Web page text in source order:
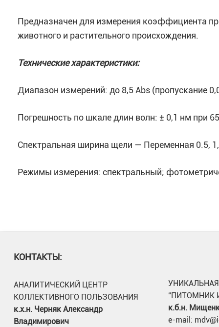
Предназначен для измерения коэффициента
животного и растительного происхождения.
Технические характеристики:
Диапазон измерений: до 8,5 Abs (пропускание
Погрешность по шкале длин волн: ± 0,1 нм при
Спектральная ширина щели — Переменная 0.5,
Режимы измерения: спектральный;
КОНТАКТЫ:
АНАЛИТИЧЕСКИЙ ЦЕНТР
КОЛЛЕКТИВНОГО ПОЛЬЗОВАНИЯ
к.х.н. Черняк Александр
Владимирович
“ПИТОМНИК
к.б.н.
e-mail: